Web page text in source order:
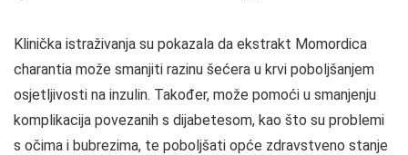
Klinička istraživanja su pokazala da ekstrakt Momordica
charantia može smanjiti razinu šećera u krvi poboljšanjem
osjetljivosti na inzulin. Također, može pomoći u smanjenju
komplikacija povezanih s dijabetesom, kao što su problemi
s očima i bubrezima, te poboljšati opće zdravstveno stanje